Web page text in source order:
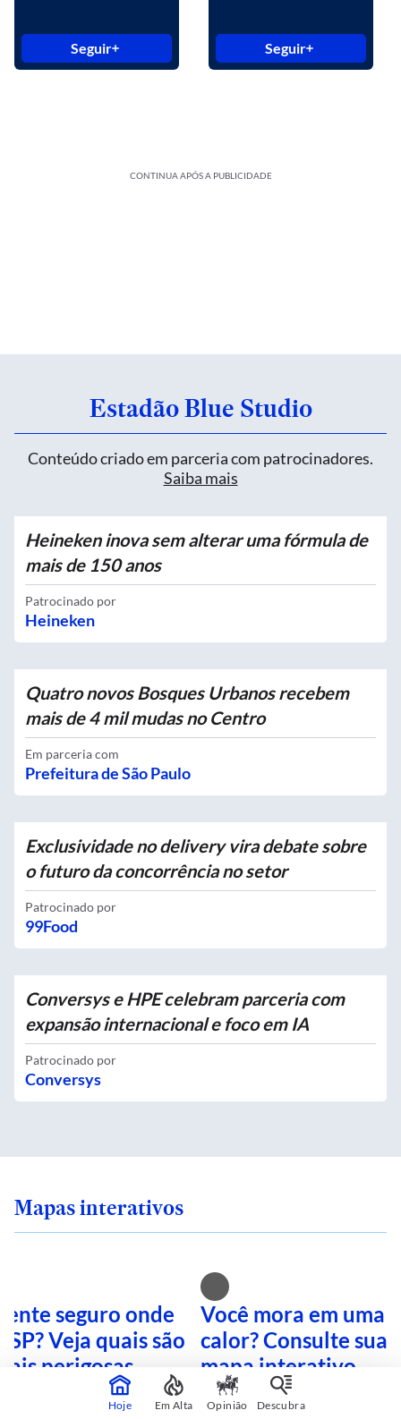
Seguir Seguir
CONTINUA APÓS A PUBLICIDADE
Estadão Blue Studio
Conteúdo criado em parceria com patrocinadores.
Saiba mais
Heineken inova sem alterar uma fórmula de
mais de 150 anos
Patrocinado por
Heineken
Quatro novos Bosques Urbanos recebem
mais de 4 mil mudas no Centro
Em parceria com
Prefeitura de São Paulo
Exclusividade no delivery vira debate sobre
o futuro da concorrência no setor
Patrocinado por
99Food
Conversys e HPE celebram parceria com
expansão internacional e foco em IA
Patrocinado por
Conversys
Mapas interativos
seguro onde
SP? Veja quais são
perigosas
Você mora em uma
calor? Consulte sua
mapa interativo
Hoje Em Alta Opinião Descubra